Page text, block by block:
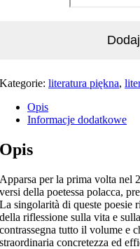
Kategorie:literatura piękna,
Opis
Informacje dodatkowe
Opis
Apparsa per la prima volta nel
versi della poetessa polacca,
La singolarità di queste poesie
della riflessione sulla vita e
contrassegna tutto il volume e
straordinaria concretezza ed